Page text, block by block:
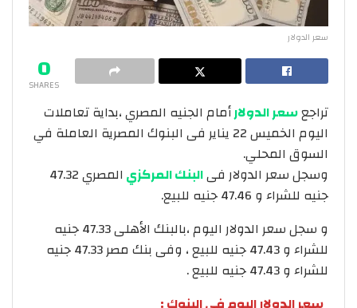
سعر الدولار
0
SHARES
تراجعسعر الدولارأمام الجنيه المصري ،بداية تعاملات
اليوم الخميس 22 يناير فى البنوك المصرية العاملة في
السوق المحلي.
وسجل سعر الدولار فىالبنك المركزي
المصري 47.32
جنيه للشراء و 47.46 جنيه للبيع.
و سجل سعر الدولار اليوم ،بالبنك الأهلى 47.33 جنيه
للشراء و 47.43 جنيه للبيع ، وفى بنك مصر 47.33 جنيه
للشراء و 47.43 جنيه للبيع .